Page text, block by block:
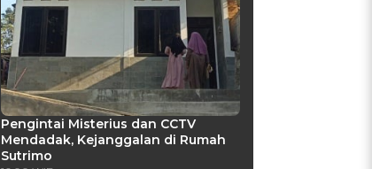
Pengintai Misterius dan CCTV
Mendadak, Kejanggalan di Rumah
Sutrimo